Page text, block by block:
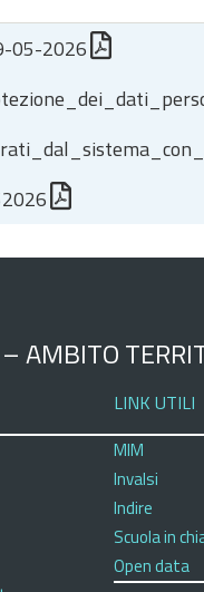
05-2026
AMBITO
LINK UTILI
MIM
Invalsi
Indire
Scuola in
Open data